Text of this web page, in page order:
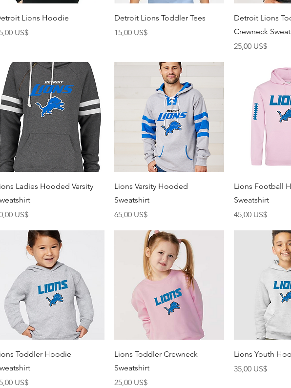
Vista rápida
Lions Hoodie
US$
Vista rápida
Detroit Lions Toddler Tees
Precio
15,00 US$
Vista
Detroit Lions
Crewneck
Precio
25,00 US$
Vista rápida
Ladies Hooded Varsity
US$
Vista rápida
Lions Varsity Hooded
Sweatshirt
Precio
65,00 US$
Vista
Lions Football
Sweatshirt
Precio
45,00 US$
Vista rápida
Toddler Hoodie
US$
Vista rápida
Lions Toddler Crewneck
Sweatshirt
Precio
25,00 US$
Vista
Lions Youth
Precio
35,00 US$